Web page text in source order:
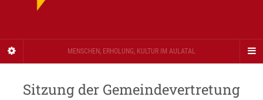
MENSCHEN, ERHOLUNG, KULTUR IM AULATAL
Sitzung der Gemeindevertretung